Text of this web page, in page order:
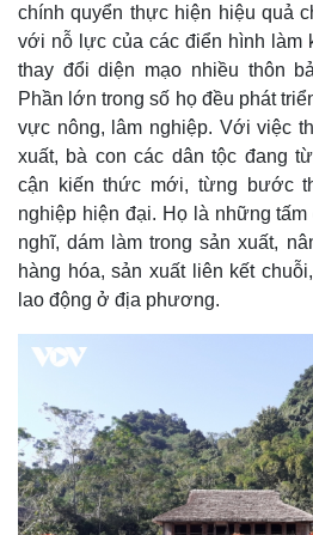
chính quyển thực hiện hiệu quả
với nỗ lực của các điển hình làm
thay đổi diện mạo nhiều thôn
Phần lớn trong số họ đều phát
vực nông, lâm nghiệp. Với việc
xuất, bà con các dân tộc đang
cận kiến thức mới, từng bước
nghiệp hiện đại. Họ là những
nghĩ, dám làm trong sản xuất,
hàng hóa, sản xuất liên kết
lao động ở địa phương.